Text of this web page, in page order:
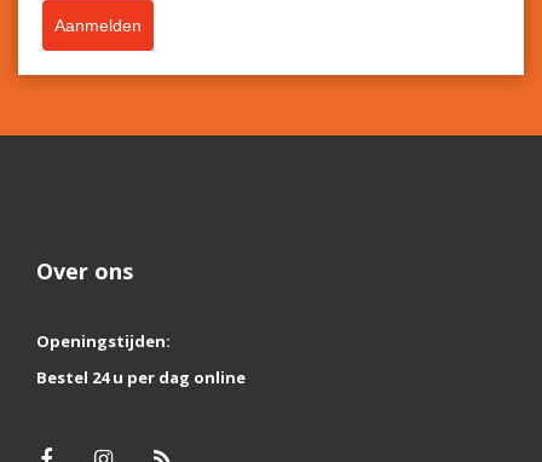
Aanmelden
Over ons
Openingstijden:
Bestel 24 u per dag online